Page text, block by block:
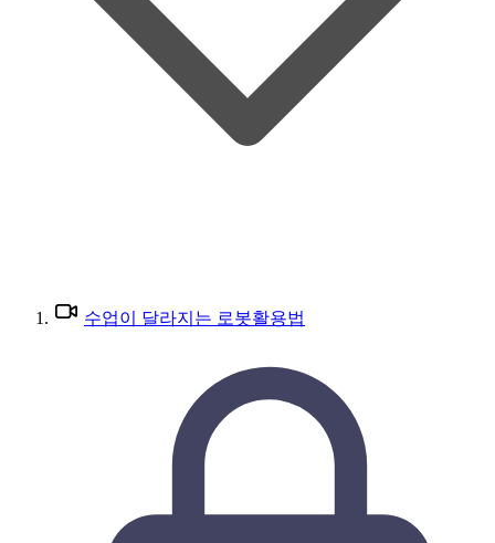
수업이 달라지는 로봇활용법